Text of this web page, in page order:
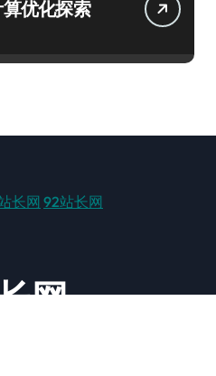
优化探索
长网 92站长网
网